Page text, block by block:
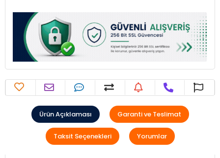
Ürün Açıklaması Garanti ve Teslimat
Taksit Seçenekleri Yorumlar